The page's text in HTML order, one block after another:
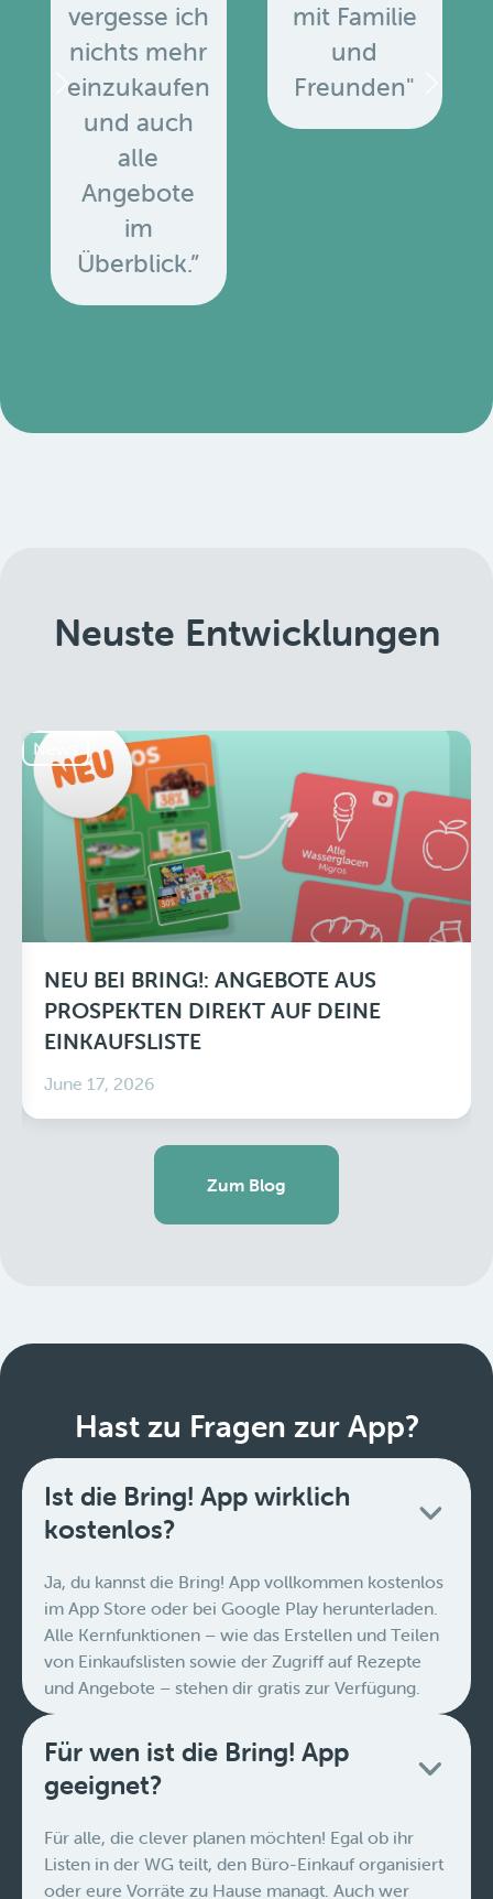
vergesse ich
nichts mehr
einzukaufen
und auch
alle
Angebote
im
Überblick.”
mit Familie
und
Freunden"
Neuste Entwicklungen
News
NEU BEI BRING!: ANGEBOTE AUS
PROSPEKTEN DIREKT AUF DEINE
EINKAUFSLISTE
June 17, 2026
Zum Blog
Hast zu Fragen zur App?
Ist die Bring! App wirklich
kostenlos?
Ja, du kannst die Bring! App vollkommen kostenlos
im App Store oder bei Google Play herunterladen.
Alle Kernfunktionen – wie das Erstellen und Teilen
von Einkaufslisten sowie der Zugriff auf Rezepte
und Angebote – stehen dir gratis zur Verfügung.
Für wen ist die Bring! App
geeignet?
Für alle, die clever planen möchten! Egal ob ihr
Listen in der WG teilt, den Büro-Einkauf organisiert
oder eure Vorräte zu Hause managt. Auch wer